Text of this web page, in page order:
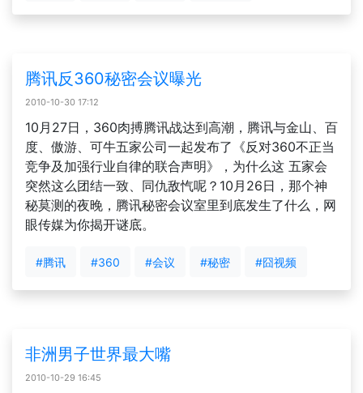
腾讯反360秘密会议曝光
2010-10-30 17:12
10月27日，360肉搏腾讯战达到高潮，腾讯与金山、百
度、傲游、可牛五家公司一起发布了《反对360不正当
竞争及加强行业自律的联合声明》，为什么这 五家会
突然这么团结一致、同仇敌忾呢？10月26日，那个神
秘莫测的夜晚，腾讯秘密会议室里到底发生了什么，网
眼传媒为你揭开谜底。
#腾讯 #360 #会议 #秘密 #囧视频
非洲男子世界最大嘴
2010-10-29 16:45